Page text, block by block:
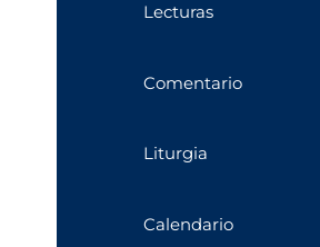
Lecturas
Comentario
Liturgia
Calendario